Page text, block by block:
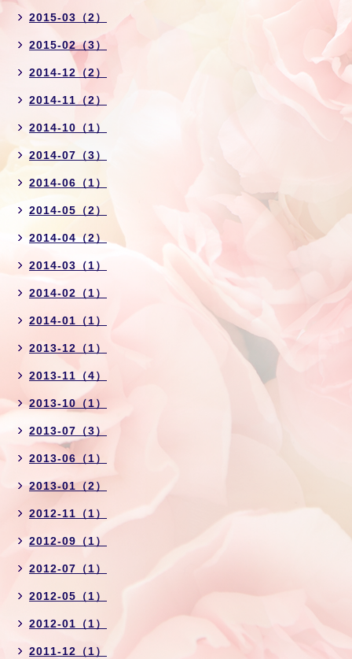
2015-03（2）
2015-02（3）
2014-12（2）
2014-11（2）
2014-10（1）
2014-07（3）
2014-06（1）
2014-05（2）
2014-04（2）
2014-03（1）
2014-02（1）
2014-01（1）
2013-12（1）
2013-11（4）
2013-10（1）
2013-07（3）
2013-06（1）
2013-01（2）
2012-11（1）
2012-09（1）
2012-07（1）
2012-05（1）
2012-01（1）
2011-12（1）